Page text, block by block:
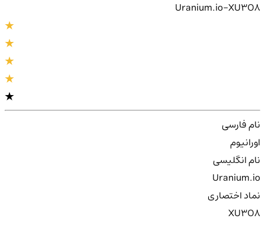
Uranium.io-XU3O8
نام فارسی
اورانیوم
نام انگلیسی
Uranium.io
نماد اختصاری
XU3O8